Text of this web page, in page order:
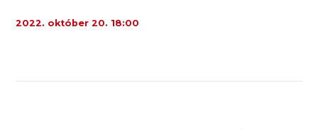
2022. október 20. 18:00